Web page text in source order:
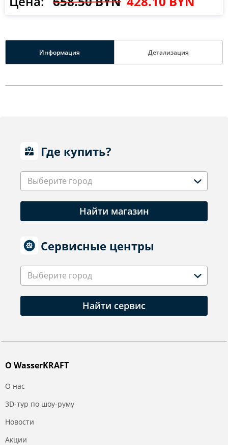
Информация Детализация
Где купить?
Выберите город
Найти магазин
Сервисные центры
Выберите город
Найти сервис
О WasserKRAFT
О нас
3D-тур по шоу-руму
Новости
Акции